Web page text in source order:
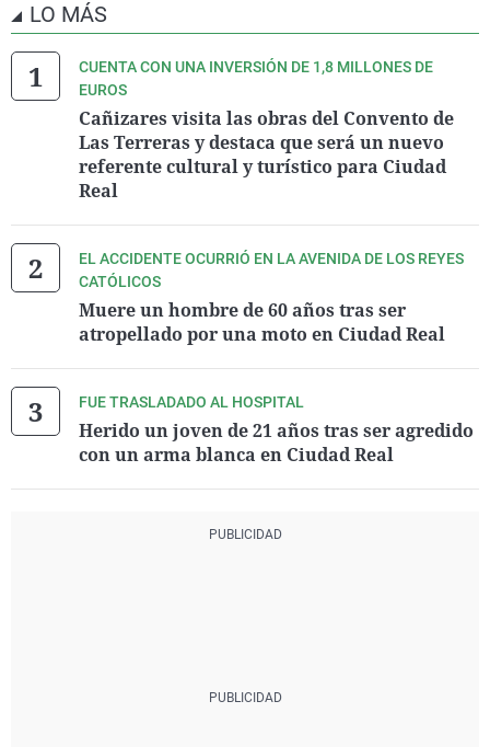
LO MÁS
CUENTA CON UNA INVERSIÓN DE 1,8 MILLONES DE
EUROS
Cañizares visita las obras del Convento de
Las Terreras y destaca que será un nuevo
referente cultural y turístico para Ciudad
Real
EL ACCIDENTE OCURRIÓ EN LA AVENIDA DE LOS REYES
CATÓLICOS
Muere un hombre de 60 años tras ser
atropellado por una moto en Ciudad Real
FUE TRASLADADO AL HOSPITAL
Herido un joven de 21 años tras ser agredido
con un arma blanca en Ciudad Real